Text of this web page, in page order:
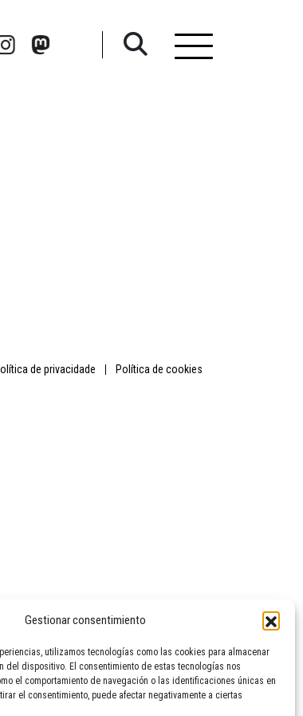
Gestionar consentimiento
utilizamos tecnologías como las cookies para almacenar
del dispositivo. El consentimiento de estas tecnologías nos
el comportamiento de navegación o las identificaciones únicas en
el consentimiento, puede afectar negativamente a ciertas
política de privacidade política de cookies